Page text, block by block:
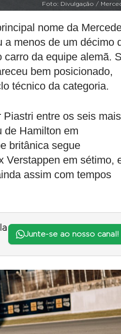
Foto: Divulgação /
nome da
a menos de um décimo
da equipe alemã.
bem posicionado,
técnico da categoria.
entre os seis mais
de Hamilton em
britânica segue
Verstappen em sétimo,
assim com tempos
Junte-se ao nosso canal!